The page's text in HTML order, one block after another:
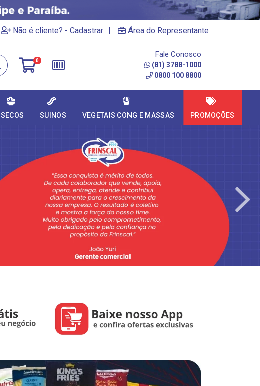
Não é cliente? - Cadastrar | Área do Representante
0
Fale Conosco
(81) 3788-1000
0800 100 8800
SECOS SUINOS VEGETAIS CONG E MASSAS PROMOÇÕES